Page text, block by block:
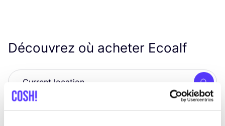
Découvrez où acheter Ecoalf
Voir tous les 4 magasins